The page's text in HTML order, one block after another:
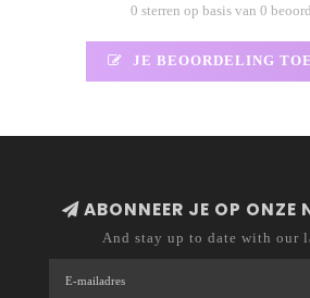
0 sterren op basis van 0
JE BEOORDELING
ABONNEER JE OP ONZE
And stay up to date with our